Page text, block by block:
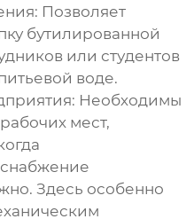
Позволяет
бутилированной
или студентов
воде.
Необходимы
мест,
Здесь особенно